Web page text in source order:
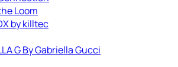
Loom
by killtec
G By Gabriella Gucci